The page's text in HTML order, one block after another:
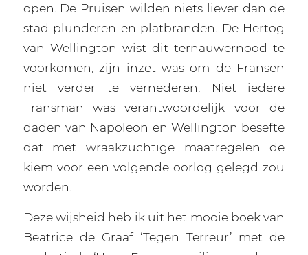
open. De Pruisen wilden niets liever dan de
stad plunderen en platbranden. De Hertog
van Wellington wist dit ternauwernood te
voorkomen, zijn inzet was om de Fransen
niet verder te vernederen. Niet iedere
Fransman was verantwoordelijk voor de
daden van Napoleon en Wellington besefte
dat met wraakzuchtige maatregelen de
kiem voor een volgende oorlog gelegd zou
worden.
Deze wijsheid heb ik uit het mooie boek van
Beatrice de Graaf ‘Tegen Terreur’ met de